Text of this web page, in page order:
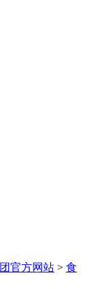
官方网站 > 食